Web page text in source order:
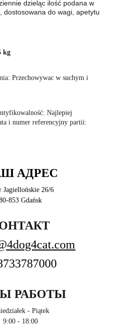
dzieląc ilość podana w
dostosowana do wagi, apetytu
kg
Przechowywac w suchym i
Najlepiej
i numer referencyjny partii:
АДРЕС
Jagiellońskie 26/6
853 Gdańsk
РАБОТЫ
- Piątek
9:00 - 18:00